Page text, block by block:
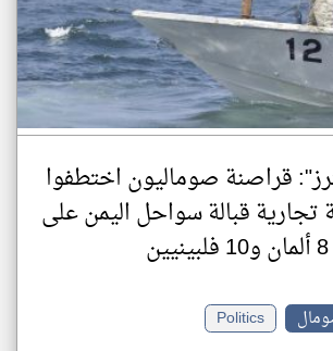
قراصنة صوماليون اختطفوا
تجارية قبالة سواحل اليمن على
Politics